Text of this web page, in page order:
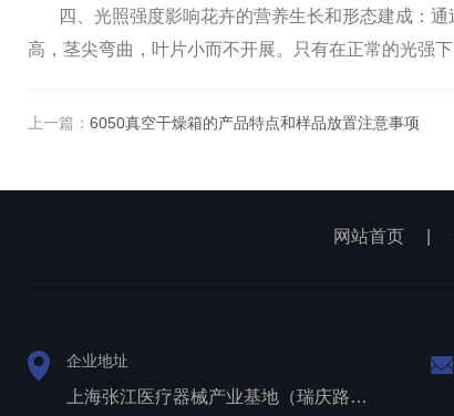
四、光照强度影响花卉的营养生长和形态建成：通
高，茎尖弯曲，叶片小而不开展。只有在正常的光强下
上一篇： 6050真空干燥箱的产品特点和样品放置注意事项
网站首页
企业地址
上海张江医疗器械产业基地（瑞庆路528号）